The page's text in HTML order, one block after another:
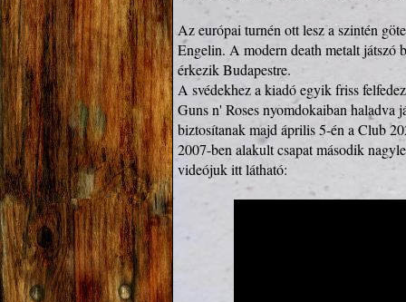
Az európai turnén ott lesz a szintén
Engelin. A modern death metalt játszó
érkezik Budapestre.
A svédekhez a kiadó egyik friss
Guns n' Roses nyomdokaiban
biztosítanak majd április 5-én a Club
2007-ben alakult csapat második
videójuk itt látható: